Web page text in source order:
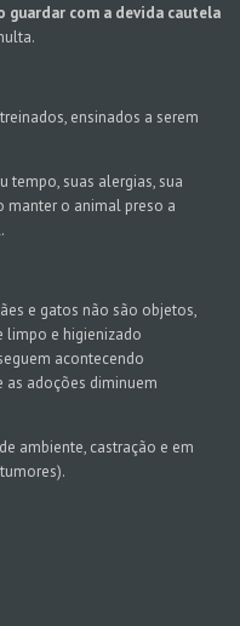
guardar com a devida cautela
ensinados a serem
tempo, suas alergias, sua
manter o animal preso a
e gatos não são objetos,
limpo e higienizado
acontecendo
as adoções diminuem
ambiente, castração e em